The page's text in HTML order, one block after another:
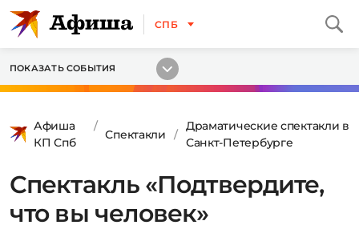
СПБ
ПОКАЗАТЬ СОБЫТИЯ
Афиша
КП Спб
Спектакли
Драматические спектакли в
Санкт-Петербурге
Спектакль «Подтвердите,
что вы человек»